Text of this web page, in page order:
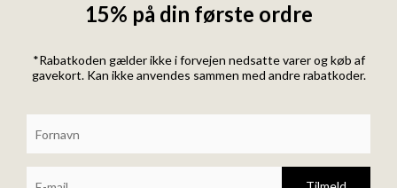
15% på din første ordre
*Rabatkoden gælder ikke i forvejen nedsatte varer og køb af
gavekort. Kan ikke anvendes sammen med andre rabatkoder.